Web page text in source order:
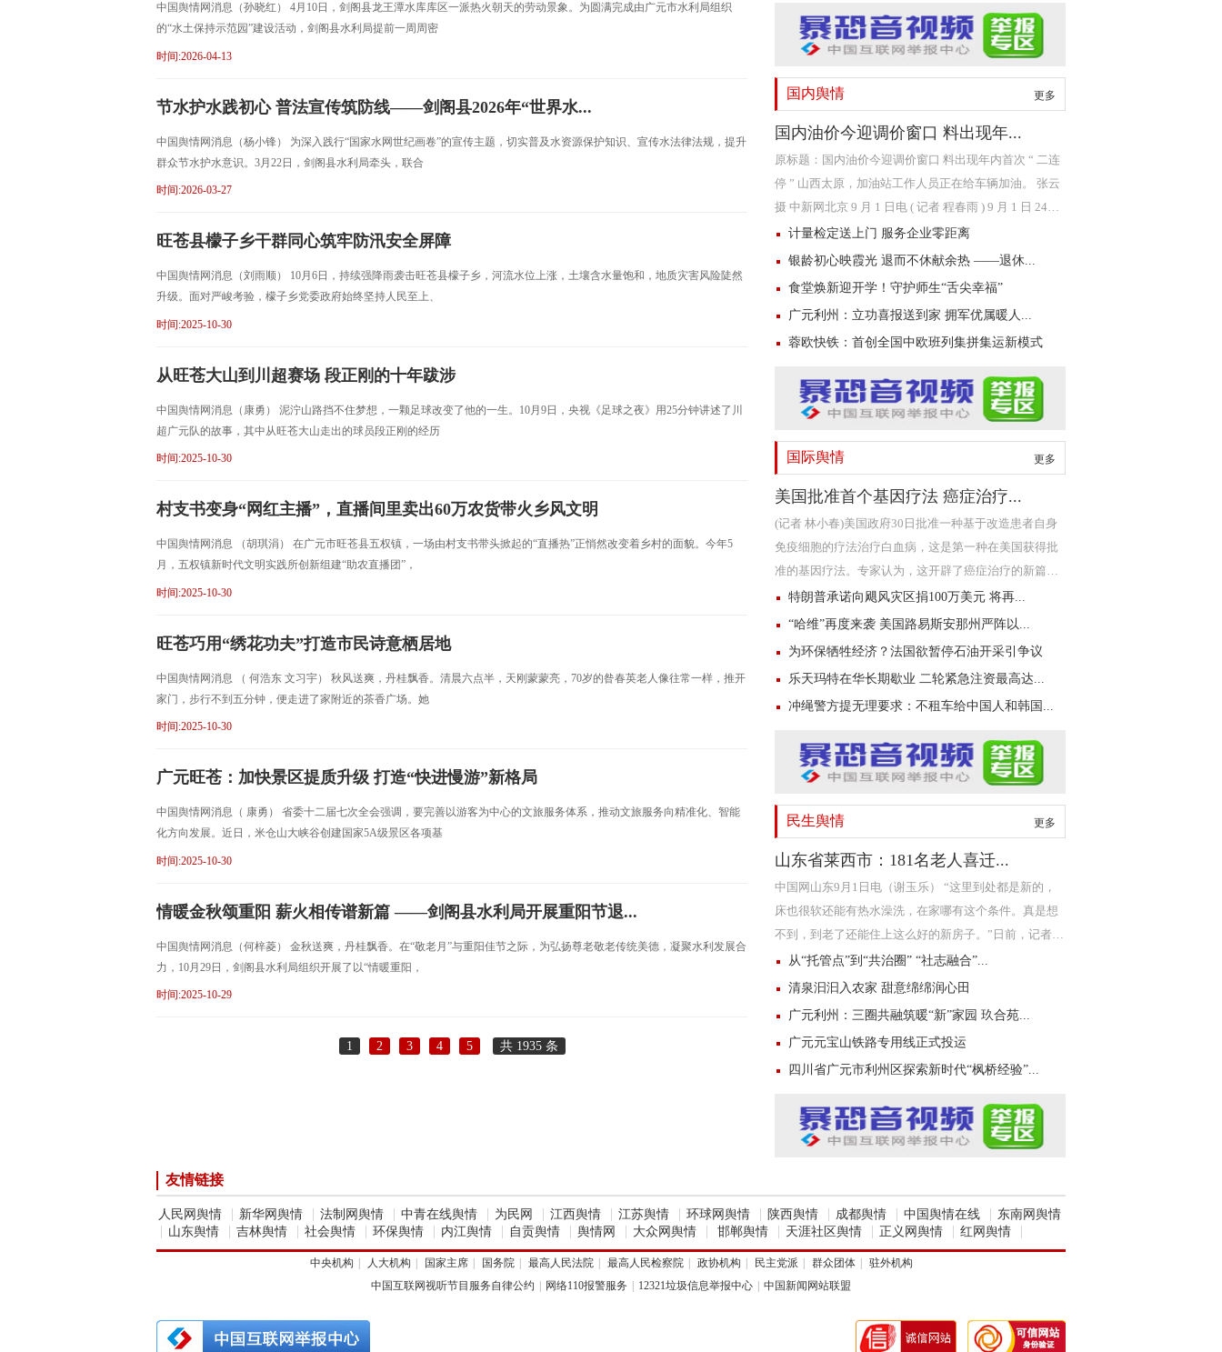
更多
国内舆情
国内油价今迎调价窗口 料出现年...
原标题：国内油价今迎调价窗口 料出现年内首次 “ 二连
停 ” 山西太原，加油站工作人员正在给车辆加油。 张云
摄 中新网北京 9 月 1 日电 ( 记者 程春雨 ) 9 月 1 日 24
时，国内成
计量检定送上门 服务企业零距离
银龄初心映霞光 退而不休献余热 ——退休...
食堂焕新迎开学！守护师生“舌尖幸福”
广元利州：立功喜报送到家 拥军优属暖人...
蓉欧快铁：首创全国中欧班列集拼集运新模式
更多
国际舆情
美国批准首个基因疗法 癌症治疗...
(记者 林小春)美国政府30日批准一种基于改造患者自身
免疫细胞的疗法治疗白血病，这是第一种在美国获得批
准的基因疗法。专家认为，这开辟了癌症治疗的新篇
章。 美国食品和药
特朗普承诺向飓风灾区捐100万美元 将再...
“哈维”再度来袭 美国路易斯安那州严阵以...
为环保牺牲经济？法国欲暂停石油开采引争议
乐天玛特在华长期歇业 二轮紧急注资最高达...
冲绳警方提无理要求：不租车给中国人和韩国...
更多
民生舆情
山东省莱西市：181名老人喜迁...
中国网山东9月1日电（谢玉乐） “这里到处都是新的，
床也很软还能有热水澡洗，在家哪有这个条件。真是想
不到，到老了还能住上这么好的新房子。”日前，记者在
莱西市社会福
从“托管点”到“共治圈” “社志融合”...
清泉汩汩入农家 甜意绵绵润心田
广元利州：三圈共融筑暖“新”家园 玖合苑...
广元元宝山铁路专用线正式投运
四川省广元市利州区探索新时代“枫桥经验”...
中国舆情网消息（孙晓红） 4月10日，剑阁县龙王潭水库库区一派热火朝天的劳动景象。为圆满完成由广元市水利局组织
的“水土保持示范园”建设活动，剑阁县水利局提前一周周密
时间:2026-04-13
节水护水践初心 普法宣传筑防线——剑阁县2026年“世界水...
中国舆情网消息（杨小锋） 为深入践行“国家水网世纪画卷”的宣传主题，切实普及水资源保护知识、宣传水法律法规，提升
群众节水护水意识。3月22日，剑阁县水利局牵头，联合
时间:2026-03-27
旺苍县檬子乡干群同心筑牢防汛安全屏障
中国舆情网消息（刘雨顺） 10月6日，持续强降雨袭击旺苍县檬子乡，河流水位上涨，土壤含水量饱和，地质灾害风险陡然
升级。面对严峻考验，檬子乡党委政府始终坚持人民至上、
时间:2025-10-30
从旺苍大山到川超赛场 段正刚的十年跋涉
中国舆情网消息（康勇） 泥泞山路挡不住梦想，一颗足球改变了他的一生。10月9日，央视《足球之夜》用25分钟讲述了川
超广元队的故事，其中从旺苍大山走出的球员段正刚的经历
时间:2025-10-30
村支书变身“网红主播”，直播间里卖出60万农货带火乡风文明
中国舆情网消息 （胡琪涓） 在广元市旺苍县五权镇，一场由村支书带头掀起的“直播热”正悄然改变着乡村的面貌。今年5
月，五权镇新时代文明实践所创新组建“助农直播团”，
时间:2025-10-30
旺苍巧用“绣花功夫”打造市民诗意栖居地
中国舆情网消息 （ 何浩东 文习宇） 秋风送爽，丹桂飘香。清晨六点半，天刚蒙蒙亮，70岁的昝春英老人像往常一样，推开
家门，步行不到五分钟，便走进了家附近的茶香广场。她
时间:2025-10-30
广元旺苍：加快景区提质升级 打造“快进慢游”新格局
中国舆情网消息（ 康勇） 省委十二届七次全会强调，要完善以游客为中心的文旅服务体系，推动文旅服务向精准化、智能
化方向发展。近日，米仓山大峡谷创建国家5A级景区各项基
时间:2025-10-30
情暖金秋颂重阳 薪火相传谱新篇 ——剑阁县水利局开展重阳节退...
中国舆情网消息（何梓菱） 金秋送爽，丹桂飘香。在“敬老月”与重阳佳节之际，为弘扬尊老敬老传统美德，凝聚水利发展合
力，10月29日，剑阁县水利局组织开展了以“情暖重阳，
时间:2025-10-29
1 2 3 4 5 共 1935 条
友情链接
人民网舆情 | 新华网舆情 | 法制网舆情 | 中青在线舆情 | 为民网 | 江西舆情 | 江苏舆情 | 环球网舆情 | 陕西舆情 | 成都舆情 | 中国舆情在线 | 东南网舆情
| 山东舆情 | 吉林舆情 | 社会舆情 | 环保舆情 | 内江舆情 | 自贡舆情 | 舆情网 | 大众网舆情 | 邯郸舆情 | 天涯社区舆情 | 正义网舆情 | 红网舆情 |
中央机构 人大机构 国家主席 国务院 最高人民法院 最高人民检察院 政协机构 民主党派 群众团体
驻外机构
中国互联网视听节目服务自律公约
网络110报警服务 12321垃圾信息举报中心 中国新闻网站联盟